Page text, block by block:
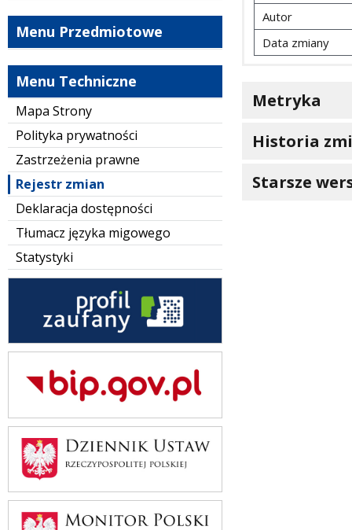
Menu Przedmiotowe
Menu Techniczne
Mapa Strony
Polityka prywatności
Zastrzeżenia prawne
Rejestr zmian
Deklaracja dostępności
Tłumacz języka migowego
Statystyki
Autor
Data zmiany
Metryka
Historia
Starsze